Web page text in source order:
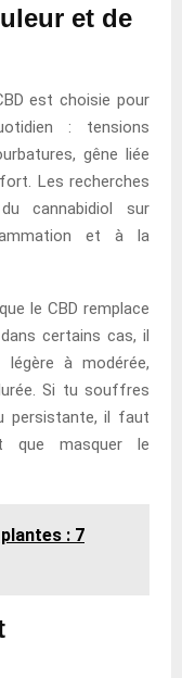
et de
est choisie pour
: tensions
gêne liée
Les recherches
cannabidiol sur
et à la
le CBD remplace
certains cas, il
à modérée,
Si tu souffres
persistante, il faut
que masquer le
: 7